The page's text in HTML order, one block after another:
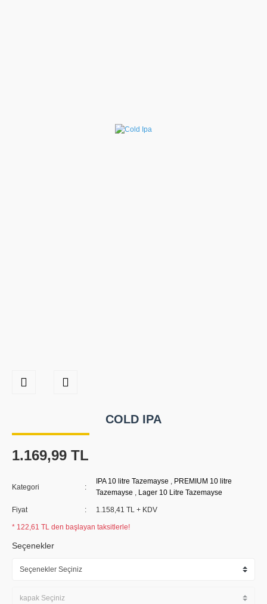
COLD IPA
1.169,99 TL
Kategori
IPA 10 litre Tazemayse , PREMIUM 10 litre
Tazemayse , Lager 10 Litre Tazemayse
Fiyat 1.158,41 TL + KDV
* 122,61 TL den başlayan taksitlerle!
Seçenekler